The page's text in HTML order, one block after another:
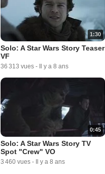
1:30
Solo: A Star Wars Story Teaser
VF
36 313 vues - Il y a 8 ans
0:45
Solo: A Star Wars Story TV
Spot "Crew" VO
3 460 vues - Il y a 8 ans